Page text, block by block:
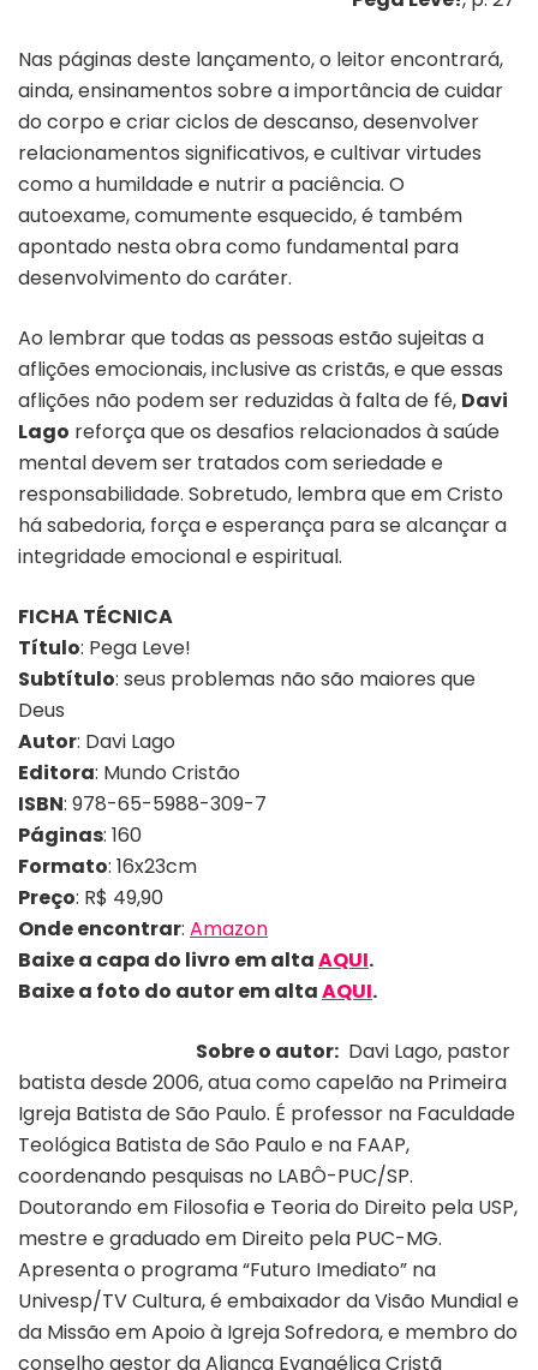
Nas páginas deste lançamento, o leitor encontrará,
ainda, ensinamentos sobre a importância de cuidar
do corpo e criar ciclos de descanso, desenvolver
relacionamentos significativos, e cultivar virtudes
como a humildade e nutrir a paciência. O
autoexame, comumente esquecido, é também
apontado nesta obra como fundamental para
desenvolvimento do caráter.
Ao lembrar que todas as pessoas estão sujeitas a
aflições emocionais, inclusive as cristãs, e que essas
aflições não podem ser reduzidas à falta de fé, Davi
Lago reforça que os desafios relacionados à saúde
mental devem ser tratados com seriedade e
responsabilidade. Sobretudo, lembra que em Cristo
há sabedoria, força e esperança para se alcançar a
integridade emocional e espiritual.
FICHA TÉCNICA
Título: Pega Leve!
Subtítulo: seus problemas não são maiores que
Deus
Autor: Davi Lago
Editora: Mundo Cristão
ISBN: 978-65-5988-309-7
Páginas: 160
Formato: 16x23cm
Preço: R$ 49,90
Onde encontrar: Amazon
Baixe a capa do livro em altaAQUI.
Baixe a foto do autor em altaAQUI.
Sobre o autor: Davi Lago, pastor
batista desde 2006, atua como capelão na Primeira
Igreja Batista de São Paulo. É professor na Faculdade
Teológica Batista de São Paulo e na FAAP,
coordenando pesquisas no LABÔ-PUC/SP.
Doutorando em Filosofia e Teoria do Direito pela USP,
mestre e graduado em Direito pela PUC-MG.
Apresenta o programa “Futuro Imediato” na
Univesp/TV Cultura, é embaixador da Visão Mundial e
da Missão em Apoio à Igreja Sofredora, e membro do
conselho gestor da Aliança Evangélica Cristã